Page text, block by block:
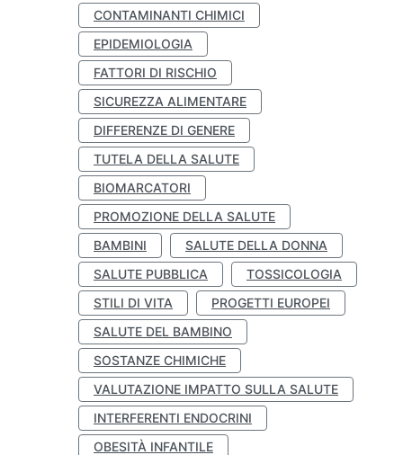
CONTAMINANTI CHIMICI
EPIDEMIOLOGIA
FATTORI DI RISCHIO
SICUREZZA ALIMENTARE
DIFFERENZE DI GENERE
TUTELA DELLA SALUTE
BIOMARCATORI
PROMOZIONE DELLA SALUTE
BAMBINI
SALUTE DELLA DONNA
SALUTE PUBBLICA
TOSSICOLOGIA
STILI DI VITA
PROGETTI EUROPEI
SALUTE DEL BAMBINO
SOSTANZE CHIMICHE
VALUTAZIONE IMPATTO SULLA SALUTE
INTERFERENTI ENDOCRINI
OBESITÀ INFANTILE